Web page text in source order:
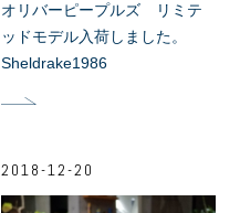
オリバーピープルズ リミテ
ッドモデル入荷しました。
Sheldrake1986
2018-12-20